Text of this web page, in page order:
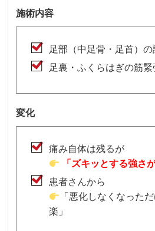
施術内容
足部（中足骨・足首）の
足裏・ふくらはぎの筋緊
変化
痛み自体は残るが
「ズキッとする強さ
患者さんから
「悪化しなくなった
楽」